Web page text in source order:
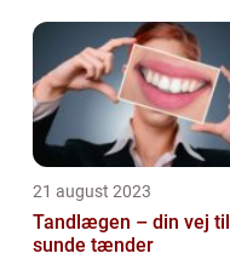
21 august 2023
Tandlægen – din vej til
sunde tænder